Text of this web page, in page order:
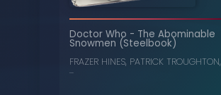
Doctor Who - The Abominable
Snowmen (Steelbook)
FRAZER HINES, PATRICK TROUGHTON,
...